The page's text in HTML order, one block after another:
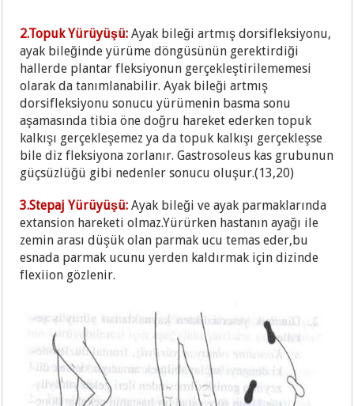
2.Topuk Yürüyüşü:Ayak bileği artmış dorsifleksiyonu,
ayak bileğinde yürüme döngüsünün gerektirdiği
hallerde plantar fleksiyonun gerçekleştirilememesi
olarak da tanımlanabilir. Ayak bileği artmış
dorsifleksiyonu sonucu yürümenin basma sonu
aşamasında tibia öne doğru hareket ederken topuk
kalkışı gerçekleşemez ya da topuk kalkışı gerçekleşse
bile diz fleksiyona zorlanır. Gastrosoleus kas grubunun
güçsüzlüğü gibi nedenler sonucu oluşur.(13,20)
3.Stepaj Yürüyüşü:Ayak bileği ve ayak parmaklarında
extansion hareketi olmaz.Yürürken hastanın ayağı ile
zemin arası düşük olan parmak ucu temas eder,bu
esnada parmak ucunu yerden kaldırmak için dizinde
flexiion gözlenir.